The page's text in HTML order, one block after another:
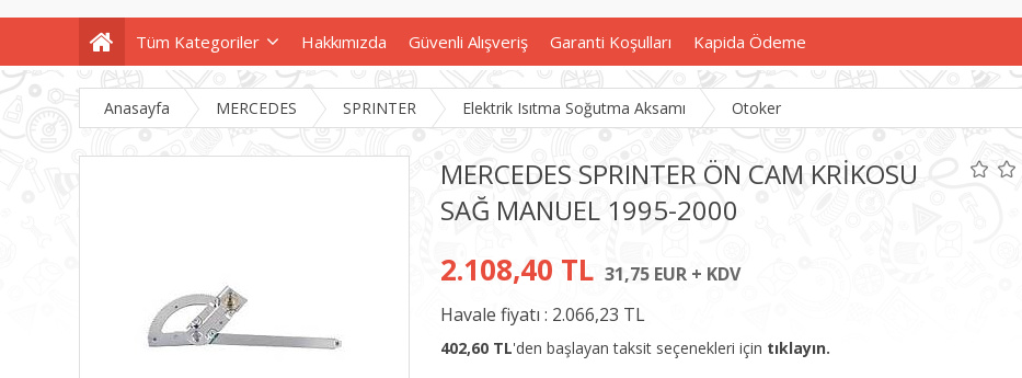
Tüm Kategoriler Hakkımızda Güvenli Alışveriş Garanti Koşulları Kapida Ödeme
Anasayfa MERCEDES SPRINTER Elektrik Isıtma Soğutma Aksamı Otoker
MERCEDES SPRINTER ÖN CAM KRİKOSU
SAĞ MANUEL 1995-2000
2.108,40 TL 31,75 EUR + KDV
Havale fiyatı : 2.066,23 TL
402,60 TL'den başlayan taksit seçenekleri için tıklayın.